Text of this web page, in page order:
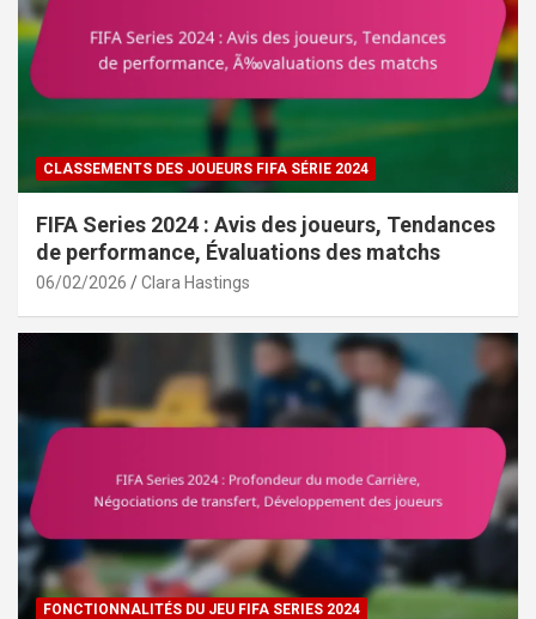
CLASSEMENTS DES JOUEURS FIFA SÉRIE 2024
FIFA Series 2024 : Avis des joueurs, Tendances
de performance, Évaluations des matchs
06/02/2026 Clara Hastings
FONCTIONNALITÉS DU JEU FIFA SERIES 2024